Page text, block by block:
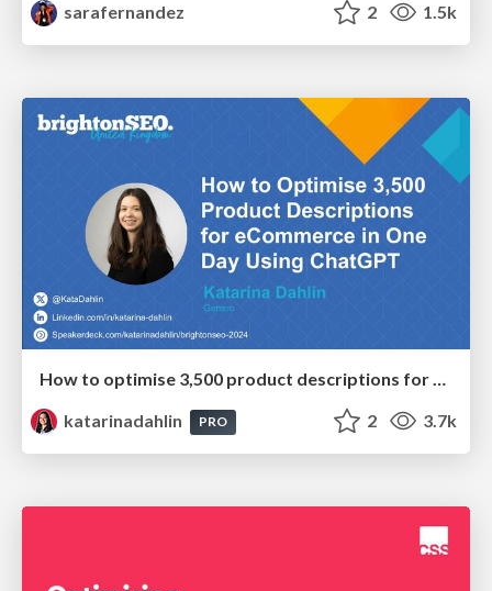
sarafernandez
2 1.5k
How to optimise 3,500 product descriptions for ecommerce in one day using ChatGPT
katarinadahlin
PRO 2 3.7k